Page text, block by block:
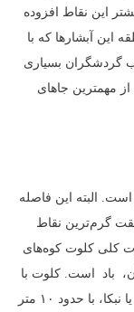
این نقاط افزوده
این آبشار‌ها که با
گردشگران بسیاری
مهمترین جاهای
کرمان در حدود ۱۰۰ کیلومتر است. البته این فاصله
در حقیقت گرم‌ترین نقاط
کلی کلوت کوه‌های
باد است. کلوت با
شکل‌های خیره کننده‌اش و وجود گلدان‌‌های کویری یا نبکا، با حدود ۱۰ متر